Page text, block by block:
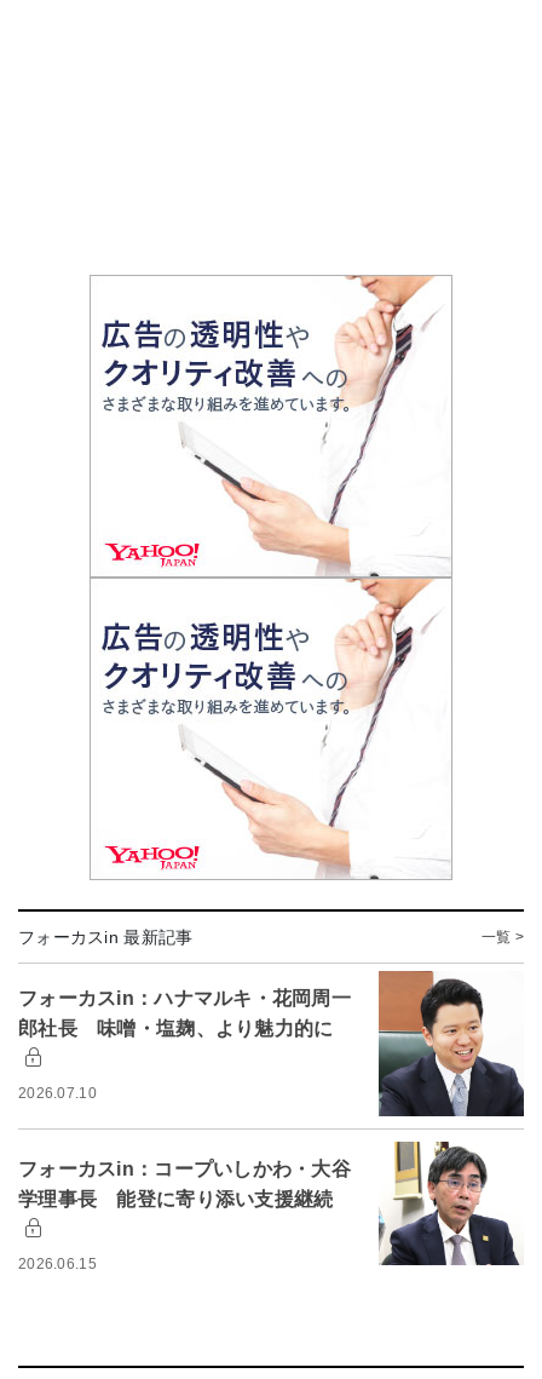
フォーカスin 最新記事 一覧 >
フォーカスin：ハナマルキ・花岡周一
郎社長 味噌・塩麹、より魅力的に
2026.07.10
フォーカスin：コープいしかわ・大谷
学理事長 能登に寄り添い支援継続
2026.06.15